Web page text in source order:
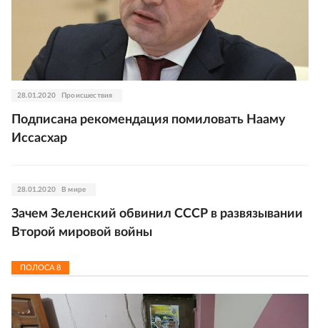
28.01.2020 Происшествия
Подписана рекомендация помиловать Нааму
Иссасхар
28.01.2020 В мире
Зачем Зеленский обвинил СССР в развязывании
Второй мировой войны
ПОЛОСА 8